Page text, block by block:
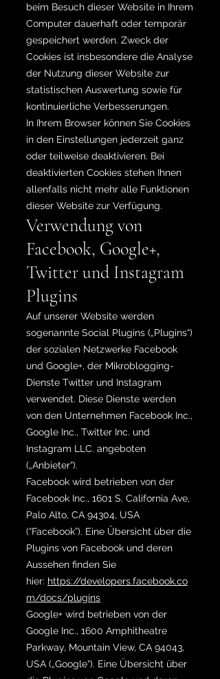
beim Besuch dieser Website in Ihrem
Computer dauerhaft oder temporär
gespeichert werden. Zweck der
Cookies ist insbesondere die Analyse
der Nutzung dieser Website zur
statistischen Auswertung sowie für
kontinuierliche Verbesserungen.
In Ihrem Browser können Sie Cookies
in den Einstellungen jederzeit ganz
oder teilweise deaktivieren. Bei
deaktivierten Cookies stehen Ihnen
allenfalls nicht mehr alle Funktionen
dieser Website zur Verfügung.
Verwendung von
Facebook, Google+,
Twitter und Instagram
Plugins
Auf unserer Website werden
sogenannte Social Plugins („Plugins“)
der sozialen Netzwerke Facebook
und Google+, der Mikroblogging-
Dienste Twitter und Instagram
verwendet. Diese Dienste werden
von den Unternehmen Facebook Inc.,
Google Inc., Twitter Inc. und
Instagram LLC. angeboten
(„Anbieter“).
Facebook wird betrieben von der
Facebook Inc., 1601 S. California Ave,
Palo Alto, CA 94304, USA
(“Facebook”). Eine Übersicht über die
Plugins von Facebook und deren
Aussehen finden Sie
hier: https://developers.facebook.co
m/docs/plugins
Google+ wird betrieben von der
Google Inc., 1600 Amphitheatre
Parkway, Mountain View, CA 94043,
USA („Google“). Eine Übersicht über